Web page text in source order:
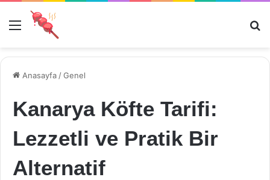
Menü
Anasayfa /Genel
Kanarya Köfte Tarifi:
Lezzetli ve Pratik Bir
Alternatif